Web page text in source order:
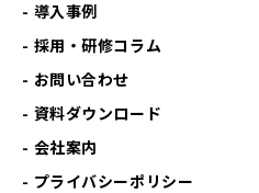
導入事例
採用・研修コラム
お問い合わせ
資料ダウンロード
会社案内
プライバシーポリシー